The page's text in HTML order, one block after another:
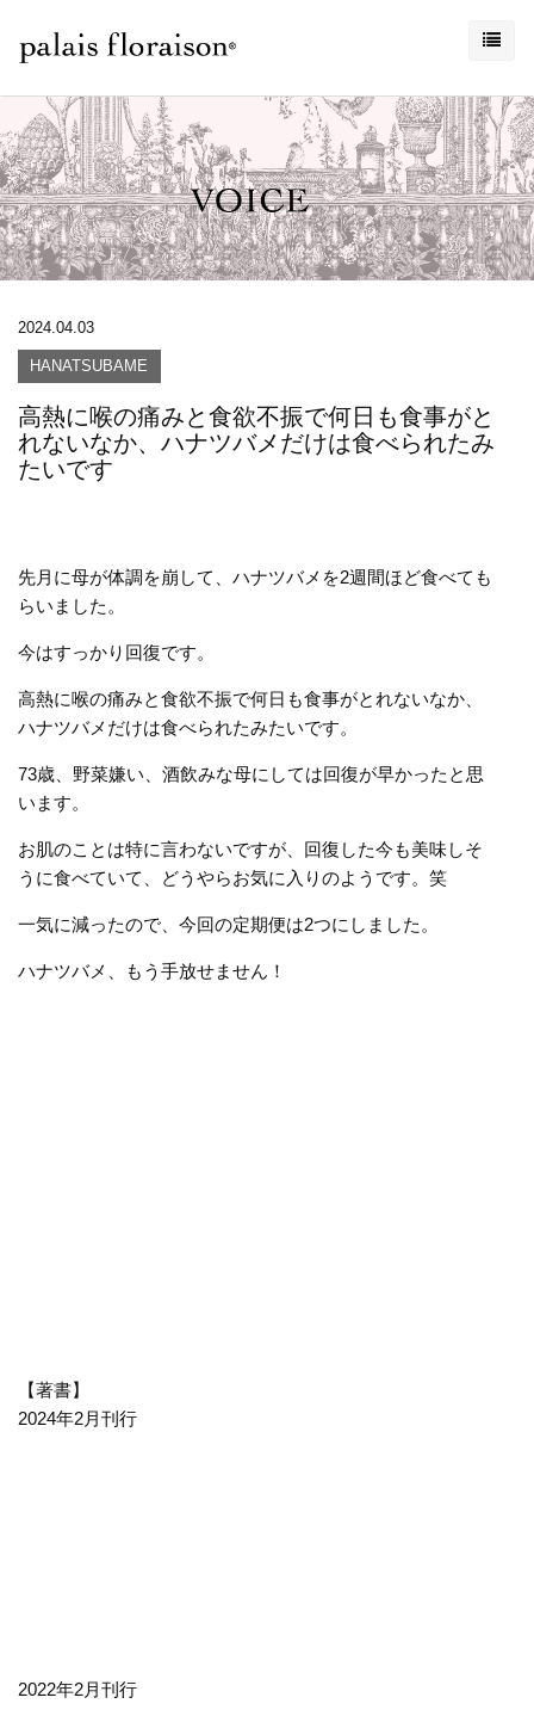
2024.04.03
HANATSUBAME
高熱に喉の痛みと食欲不振で何日も食事がと
れないなか、ハナツバメだけは食べられたみ
たいです
先月に母が体調を崩して、ハナツバメを2週間ほど食べても
らいました。
今はすっかり回復です。
高熱に喉の痛みと食欲不振で何日も食事がとれないなか、
ハナツバメだけは食べられたみたいです。
73歳、野菜嫌い、酒飲みな母にしては回復が早かったと思
います。
お肌のことは特に言わないですが、回復した今も美味しそ
うに食べていて、どうやらお気に入りのようです。笑
一気に減ったので、今回の定期便は2つにしました。
ハナツバメ、もう手放せません！
【著書】
2024年2月刊行
2022年2月刊行